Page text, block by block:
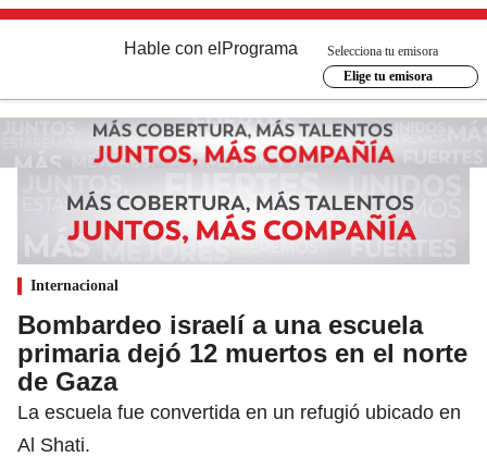
Hable con el Programa
Selecciona tu emisora
Elige tu emisora
Internacional
Bombardeo israelí a una escuela
primaria dejó 12 muertos en el norte
de Gaza
La escuela fue convertida en un refugió ubicado en
Al Shati.